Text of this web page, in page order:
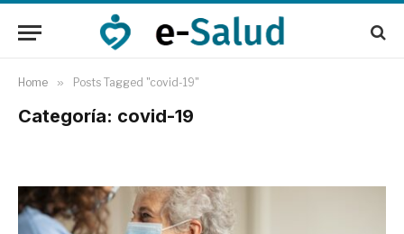
Home » Posts Tagged "covid-19"
Categoría: covid-19